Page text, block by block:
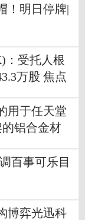
！明日停牌|
：受托人根
万股 焦点
用于任天堂
铝合金材
百事可乐目
博弈光迅科